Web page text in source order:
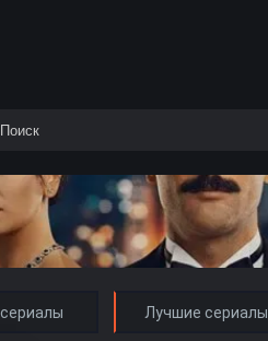
Лучшие сериалы